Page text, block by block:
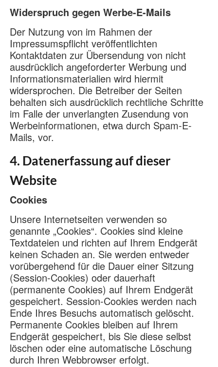
Widerspruch gegen Werbe-E-Mails
Der Nutzung von im Rahmen der
Impressumspflicht veröffentlichten
Kontaktdaten zur Übersendung von nicht
ausdrücklich angeforderter Werbung und
Informationsmaterialien wird hiermit
widersprochen. Die Betreiber der Seiten
behalten sich ausdrücklich rechtliche Schritte
im Falle der unverlangten Zusendung von
Werbeinformationen, etwa durch Spam-E-
Mails, vor.
4. Datenerfassung auf dieser
Website
Cookies
Unsere Internetseiten verwenden so
genannte „Cookies“. Cookies sind kleine
Textdateien und richten auf Ihrem Endgerät
keinen Schaden an. Sie werden entweder
vorübergehend für die Dauer einer Sitzung
(Session-Cookies) oder dauerhaft
(permanente Cookies) auf Ihrem Endgerät
gespeichert. Session-Cookies werden nach
Ende Ihres Besuchs automatisch gelöscht.
Permanente Cookies bleiben auf Ihrem
Endgerät gespeichert, bis Sie diese selbst
löschen oder eine automatische Löschung
durch Ihren Webbrowser erfolgt.